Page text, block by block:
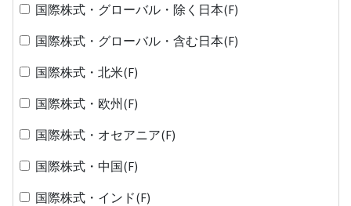
国際株式・グローバル・除く日本(F)
国際株式・グローバル・含む日本(F)
国際株式・北米(F)
国際株式・欧州(F)
国際株式・オセアニア(F)
国際株式・中国(F)
国際株式・インド(F)